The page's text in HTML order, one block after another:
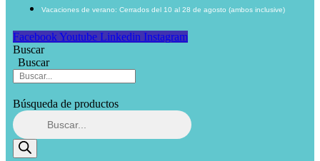
Vacaciones de verano: Cerrados del 10 al 28 de agosto (ambos inclusive)
Facebook Youtube Linkedin Instagram
Buscar
Buscar
Búsqueda de productos